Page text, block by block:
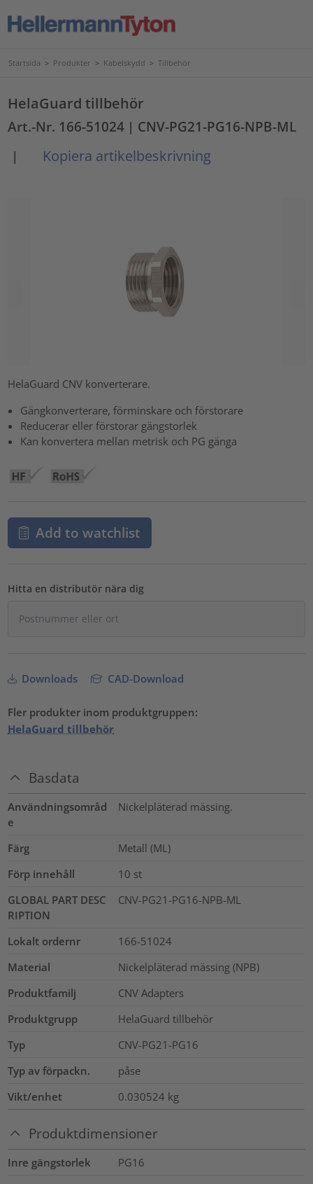
Startsida > Produkter > Kabelskydd > Tillbehör
HelaGuard tillbehör
Art.-Nr. 166-51024 | CNV-PG21-PG16-NPB-ML
|
Kopiera artikelbeskrivning
HelaGuard CNV konverterare.
Gängkonverterare, förminskare och förstorare
Reducerar eller förstorar gängstorlek
Kan konvertera mellan metrisk och PG gänga
Add to watchlist
Hitta en distributör nära dig
Downloads CAD-Download
Fler produkter inom produktgruppen:
HelaGuard tillbehör
Basdata
Användningsområd
e
Nickelpläterad mässing.
Färg
Metall (ML)
Förp innehåll
10 st
GLOBAL PART DESC
RIPTION
CNV-PG21-PG16-NPB-ML
Lokalt ordernr
166-51024
Material
Nickelpläterad mässing (NPB)
Produktfamilj
CNV Adapters
Produktgrupp
HelaGuard tillbehör
Typ
CNV-PG21-PG16
Typ av förpackn.
påse
Vikt/enhet
0.030524 kg
Produktdimensioner
Inre gängstorlek
PG16